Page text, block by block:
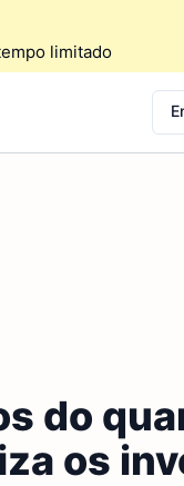
limitado
do
os